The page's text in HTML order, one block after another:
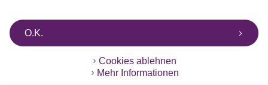
O.K.
Cookies ablehnen
Mehr Informationen